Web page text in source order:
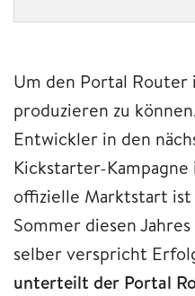
Um den Portal Router
produzieren zu
Entwickler in den
Kickstarter-
offizielle Marktstart
Sommer diesen
selber verspricht
unterteilt der Portal